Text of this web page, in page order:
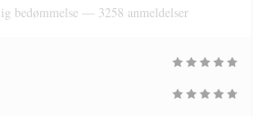
bedømmelse — 3258 anmeldelser